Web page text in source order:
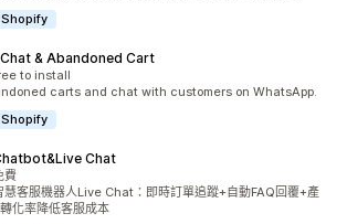
& Abandoned Cart
to install
carts and chat with customers on WhatsApp.
Chat
費
客服機器人Live Chat：即時訂單追蹤+自動FAQ回覆+產
化率降低客服成本